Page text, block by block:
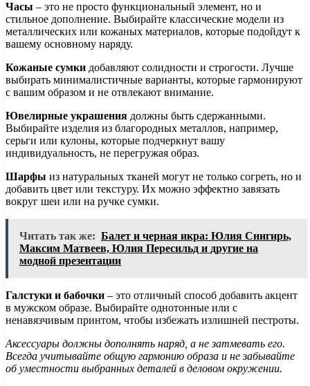
Часы – это не просто функциональный элемент, но и
стильное дополнение. Выбирайте классические модели из
металлических или кожаных материалов, которые подойдут к
вашему основному наряду.
Кожаные сумки добавляют солидности и строгости. Лучше
выбирать минималистичные варианты, которые гармонируют
с вашим образом и не отвлекают внимание.
Ювелирные украшения должны быть сдержанными.
Выбирайте изделия из благородных металлов, например,
серьги или кулоны, которые подчеркнут вашу
индивидуальность, не перегружая образ.
Шарфы из натуральных тканей могут не только согреть, но и
добавить цвет или текстуру. Их можно эффектно завязать
вокруг шеи или на ручке сумки.
Читать так же: Балет и черная икра: Юлия Снигирь,
Максим Матвеев, Юлия Пересильд и другие на
модной презентации
Галстуки и бабочки – это отличный способ добавить акцент
в мужском образе. Выбирайте однотонные или с
ненавязчивым принтом, чтобы избежать излишней пестроты.
Аксессуары должны дополнять наряд, а не затмевать его.
Всегда учитывайте общую гармонию образа и не забывайте
об уместности выбранных деталей в деловом окружении.